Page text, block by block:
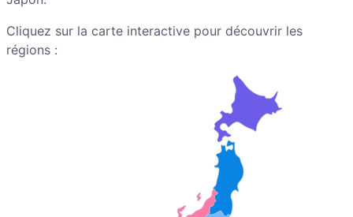
Cliquez sur la carte interactive pour découvrir les
régions :